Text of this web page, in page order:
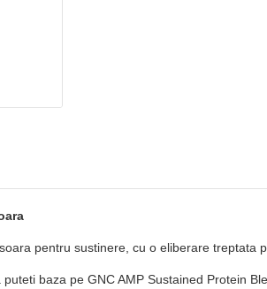
pentru sustinere, cu o eliberare treptata
baza pe GNC AMP Sustained Protein